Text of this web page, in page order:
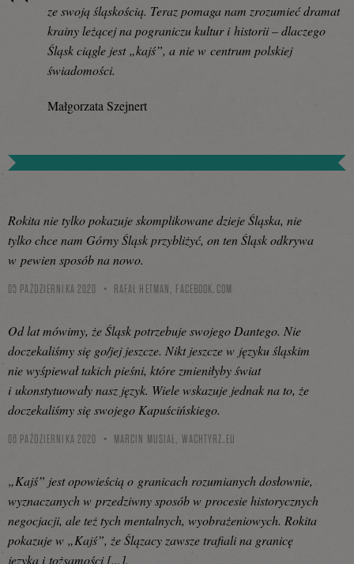
ze swoją śląskością. Teraz pomaga nam zrozumieć dramat
krainy leżącej na pograniczu kultur i historii – dlaczego
Śląsk ciągle jest „kajś”, a nie w centrum polskiej
świadomości.
Małgorzata Szejnert
Rokita nie tylko pokazuje skomplikowane dzieje Śląska, nie
tylko chce nam Górny Śląsk przybliżyć, on ten Śląsk odkrywa
w pewien sposób na nowo.
05 PAŹDZIERNIKA 2020 RAFAŁ HETMAN, FACEBOOK.COM
Od lat mówimy, że Śląsk potrzebuje swojego Dantego. Nie
doczekaliśmy się go/jej jeszcze. Nikt jeszcze w języku śląskim
nie wyśpiewał takich pieśni, które zmieniłyby świat
i ukonstytuowały nasz język. Wiele wskazuje jednak na to, że
doczekaliśmy się swojego Kapuścińskiego.
06 PAŹDZIERNIKA 2020 MARCIN MUSIAŁ, WACHTYRZ.EU
„Kajś” jest opowieścią o granicach rozumianych dosłownie,
wyznaczanych w przedziwny sposób w procesie historycznych
negocjacji, ale też tych mentalnych, wyobrażeniowych. Rokita
pokazuje w „Kajś”, że Ślązacy zawsze trafiali na granicę
języka i tożsamości [...].